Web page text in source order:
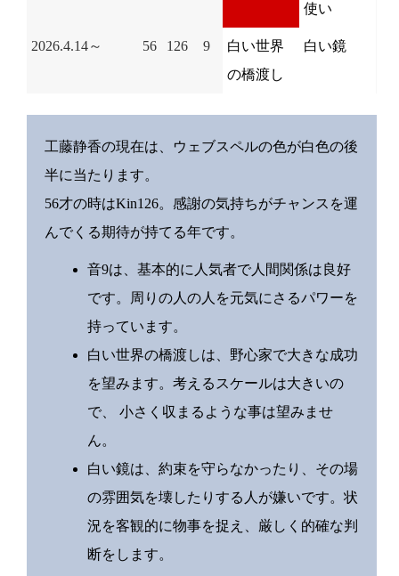
使い
2026.4.14～ 56 126 9
白い世界
の橋渡し
白い鏡
工藤静香の現在は、ウェブスペルの色が白色の後
半に当たります。
56才の時はKin126。感謝の気持ちがチャンスを運
んでくる期待が持てる年です。
音9は、基本的に人気者で人間関係は良好
です。周りの人の人を元気にさるパワーを
持っています。
白い世界の橋渡しは、野心家で大きな成功
を望みます。考えるスケールは大きいの
で、 小さく収まるような事は望みませ
ん。
白い鏡は、約束を守らなかったり、その場
の雰囲気を壊したりする人が嫌いです。状
況を客観的に物事を捉え、厳しく的確な判
断をします。